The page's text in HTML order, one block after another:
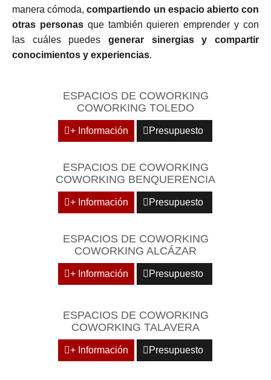
manera cómoda,compartiendo un espacio abierto con
otras personasque también quieren emprender y con
las cuáles puedes generar sinergias y compartir
conocimientos y experiencias.
ESPACIOS DE COWORKING
COWORKING TOLEDO
+ Información Presupuesto
ESPACIOS DE COWORKING
COWORKING BENQUERENCIA
+ Información Presupuesto
ESPACIOS DE COWORKING
COWORKING ALCÁZAR
+ Información Presupuesto
ESPACIOS DE COWORKING
COWORKING TALAVERA
+ Información Presupuesto